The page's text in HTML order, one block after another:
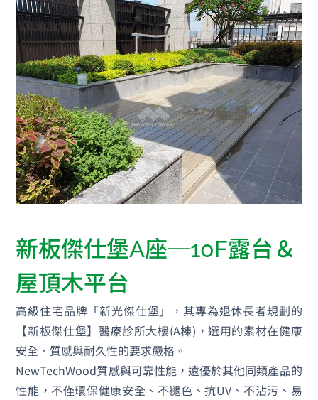
新板傑仕堡A座─10F露台＆
屋頂木平台
高級住宅品牌「新光傑仕堡」，其專為退休長者規劃的
【新板傑仕堡】醫療診所大樓(A棟)，選用的素材在健康
安全、質感與耐久性的要求嚴格。
NewTechWood質感與可靠性能，遠優於其他同類產品的
性能，不僅環保健康安全、不褪色、抗UV、不沾污、易